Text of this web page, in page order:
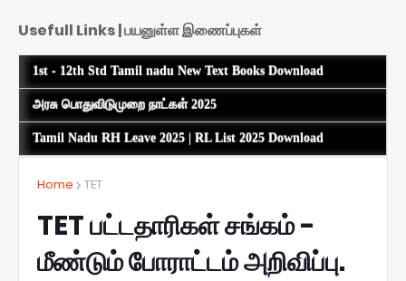
Usefull Links | பயனுள்ள இணைப்புகள்
1st - 12th Std Tamil nadu New Text Books Download
அரசு பொதுவிடுமுறை நாட்கள் 2025
Tamil Nadu RH Leave 2025 | RL List 2025 Download
Home TET
TET பட்டதாரிகள் சங்கம் -
மீண்டும் போராட்டம் அறிவிப்பு.